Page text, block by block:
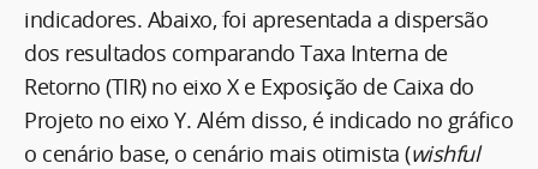
indicadores. Abaixo, foi apresentada a dispersão
dos resultados comparando Taxa Interna de
Retorno (TIR) no eixo X e Exposição de Caixa do
Projeto no eixo Y. Além disso, é indicado no gráfico
o cenário base, o cenário mais otimista (wishful